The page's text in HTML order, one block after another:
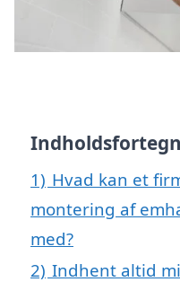
1) Hvad kan et
montering af
med?
2) Indhent altid